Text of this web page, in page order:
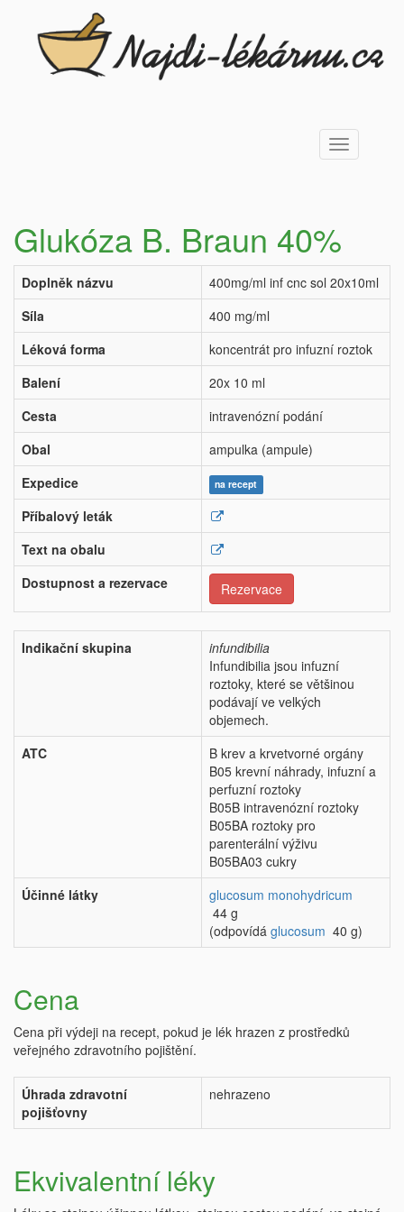
Toggle
navigation
Glukóza B. Braun 40%
Doplněk názvu
400mg/ml inf cnc sol 20x10ml
Síla
400 mg/ml
Léková forma
koncentrát pro infuzní roztok
Balení
20x 10 ml
Cesta
intravenózní podání
Obal
ampulka (ampule)
Expedice
na recept
Příbalový leták
Text na obalu
Dostupnost a rezervace
Rezervace
Indikační skupina
infundibilia
Infundibilia jsou infuzní
roztoky, které se většinou
podávají ve velkých
objemech.
ATC
B krev a krvetvorné orgány
B05 krevní náhrady, infuzní a
perfuzní roztoky
B05B intravenózní roztoky
B05BA roztoky pro
parenterální výživu
B05BA03 cukry
Účinné látky
glucosum monohydricum
44 g
(odpovídá glucosum 40 g)
Cena
Cena při výdeji na recept, pokud je lék hrazen z prostředků
veřejného zdravotního pojištění.
Úhrada zdravotní
pojišťovny
nehrazeno
Ekvivalentní léky